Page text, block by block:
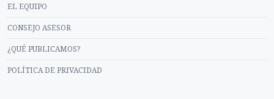
EL EQUIPO
CONSEJO ASESOR
¿QUÉ PUBLICAMOS?
POLÍTICA DE PRIVACIDAD